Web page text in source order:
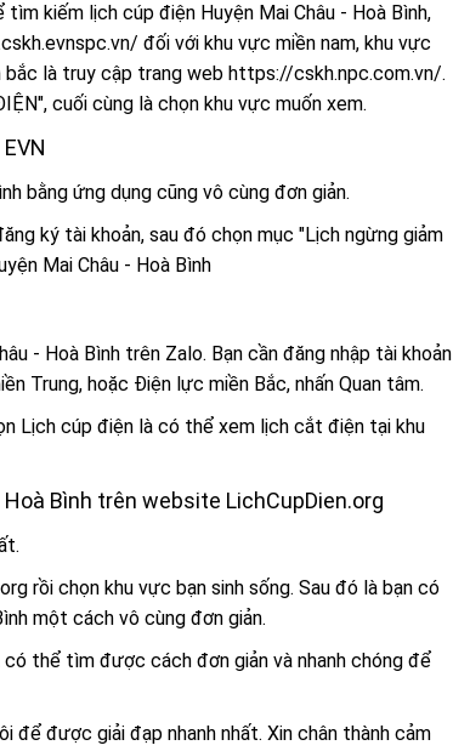
kiếm lịch cúp điện Huyện Mai Châu - Hoà Bình,
đối với khu vực miền nam, khu vực
là truy cập trang web https://cskh.npc.com.vn/.
cuối cùng là chọn khu vực muốn xem.
bằng ứng dụng cũng vô cùng đơn giản.
ký tài khoản, sau đó chọn mục "Lịch ngừng giảm
Mai Châu - Hoà Bình
- Hoà Bình trên Zalo. Bạn cần đăng nhập tài khoản
Trung, hoặc Điện lực miền Bắc, nhấn Quan tâm.
Lịch cúp điện là có thể xem lịch cắt điện tại khu
Bình trên website LichCupDien.org
rồi chọn khu vực bạn sinh sống. Sau đó là bạn có
một cách vô cùng đơn giản.
thể tìm được cách đơn giản và nhanh chóng để
để được giải đạp nhanh nhất. Xin chân thành cảm